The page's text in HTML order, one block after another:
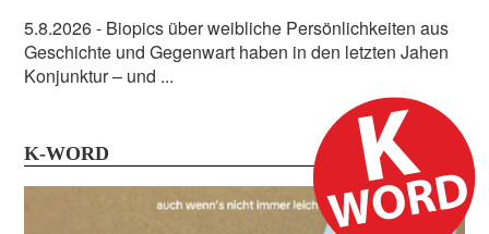
5.8.2026- Biopics über weibliche Persönlichkeiten aus
Geschichte und Gegenwart haben in den letzten Jahen
Konjunktur – und ...
K-WORD